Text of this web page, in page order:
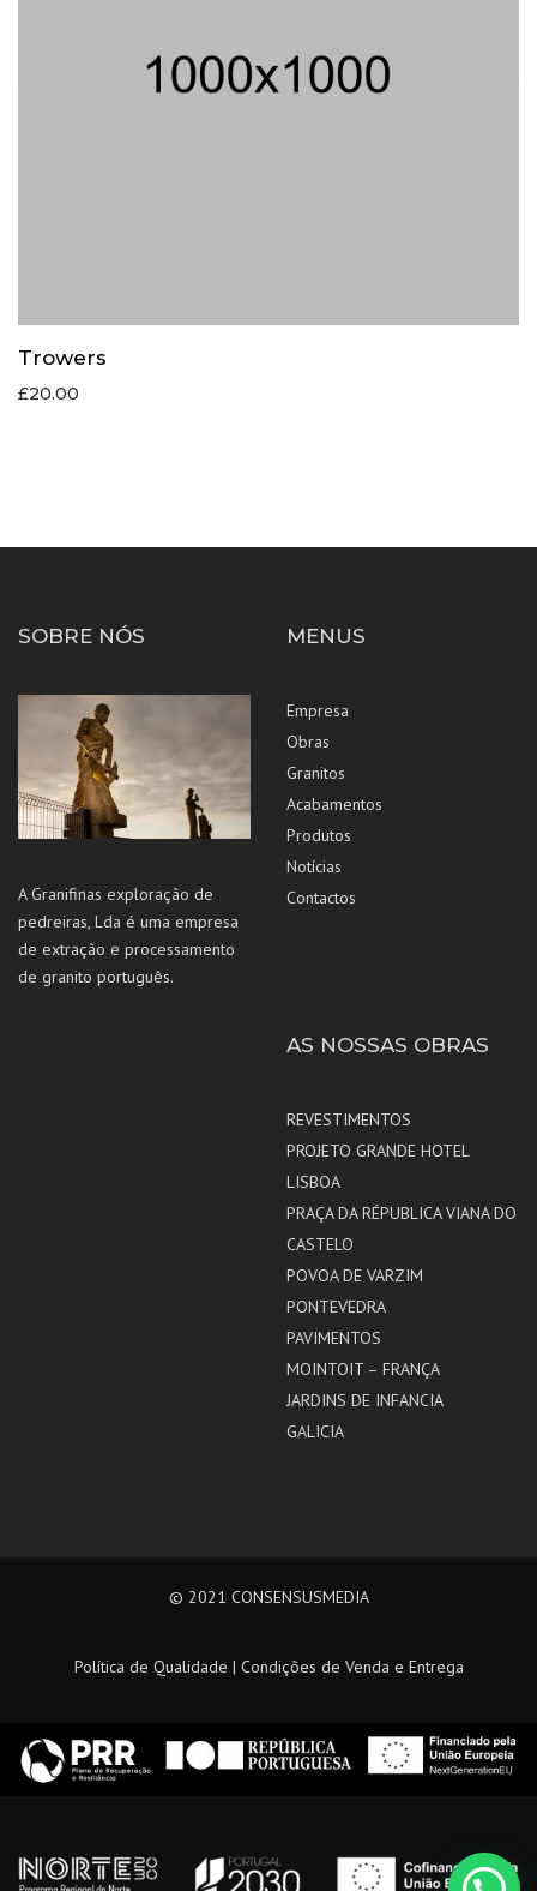
Trowers
£20.00
SOBRE NÓS
A Granifinas exploração de
pedreiras, Lda é uma empresa
de extração e processamento
de granito português.
MENUS
Empresa
Obras
Granitos
Acabamentos
Produtos
Notícias
Contactos
AS NOSSAS OBRAS
REVESTIMENTOS
PROJETO GRANDE HOTEL
LISBOA
PRAÇA DA RÉPUBLICA VIANA DO
CASTELO
POVOA DE VARZIM
PONTEVEDRA
PAVIMENTOS
MOINTOIT – FRANÇA
JARDINS DE INFANCIA
GALICIA
© 2021 CONSENSUSMEDIA
Política de Qualidade | Condições de Venda e Entrega